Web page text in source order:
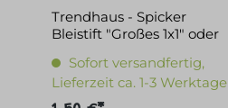
Trendhaus - Spicker
Bleistift "Großes 1x1" oder
Sofort versandfertig,
Lieferzeit ca. 1-3 Werktage